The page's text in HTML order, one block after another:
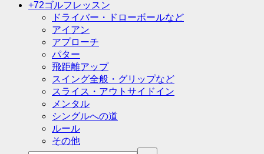
+72ゴルフレッスン
ドライバー・ドローボールなど
アイアン
アプローチ
パター
飛距離アップ
スイング全般・グリップなど
スライス・アウトサイドイン
メンタル
シングルへの道
ルール
その他